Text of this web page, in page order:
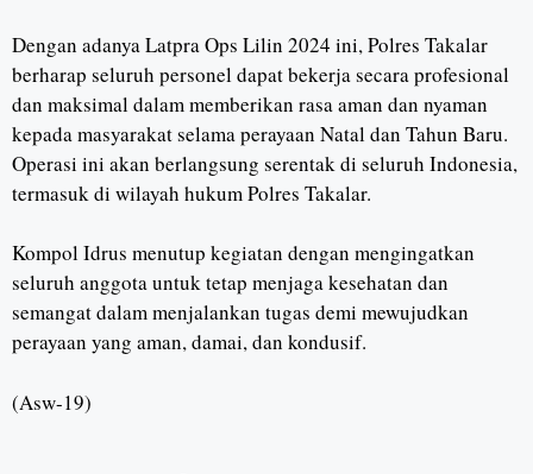
Dengan adanya Latpra Ops Lilin 2024 ini, Polres Takalar
berharap seluruh personel dapat bekerja secara profesional
dan maksimal dalam memberikan rasa aman dan nyaman
kepada masyarakat selama perayaan Natal dan Tahun Baru.
Operasi ini akan berlangsung serentak di seluruh Indonesia,
termasuk di wilayah hukum Polres Takalar.
Kompol Idrus menutup kegiatan dengan mengingatkan
seluruh anggota untuk tetap menjaga kesehatan dan
semangat dalam menjalankan tugas demi mewujudkan
perayaan yang aman, damai, dan kondusif.
(Asw-19)